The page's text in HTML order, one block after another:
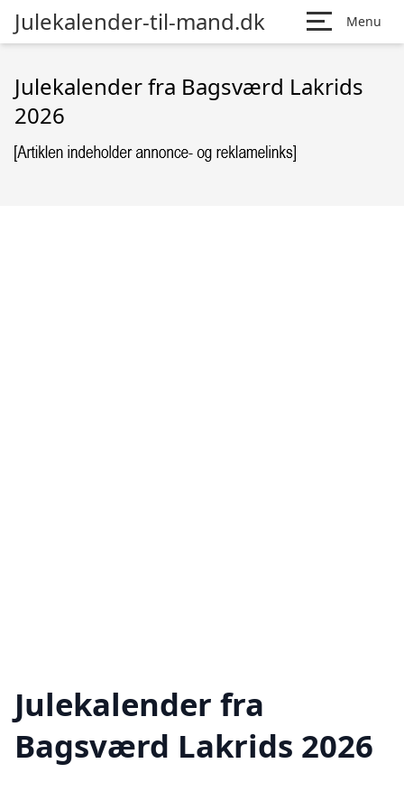
Julekalender-til-mand.dk Menu
Julekalender fra Bagsværd Lakrids
2026
Julekalender fra
Bagsværd Lakrids 2026